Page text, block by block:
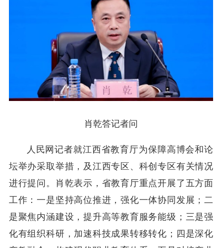
肖乾答记者问
人民网记者就江西省教育厅为保障高博会和论
坛举办采取举措，及江西专区、科创专区有关情况
进行提问。肖乾表示，省教育厅重点开展了五方面
工作：一是坚持高位推进，强化一体协同发展；二
是聚焦内涵建设，提升高等教育服务能级；三是强
化有组织科研，加速科技成果转移转化；四是深化